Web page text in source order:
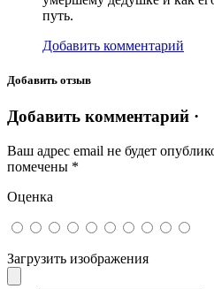
путь.
Добавить комментарий
Добавить отзыв
Добавить комментарий ·
Ваш адрес email не будет
помечены *
Оценка
Загрузить изображения